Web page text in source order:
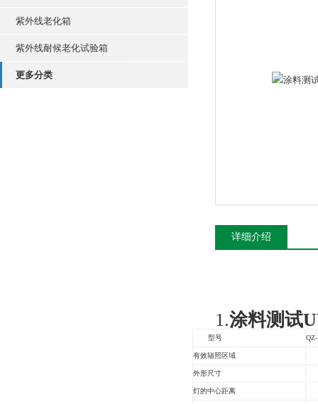
紫外线老化箱
紫外线耐候老化试验箱
更多分类
详细介绍
​1.涂料测试
型号
有效辐照区域
外形尺寸
灯的中心距离